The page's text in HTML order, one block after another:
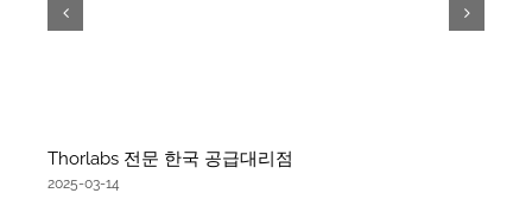
Thorlabs 전문 한국 공급대리점
2025-03-14